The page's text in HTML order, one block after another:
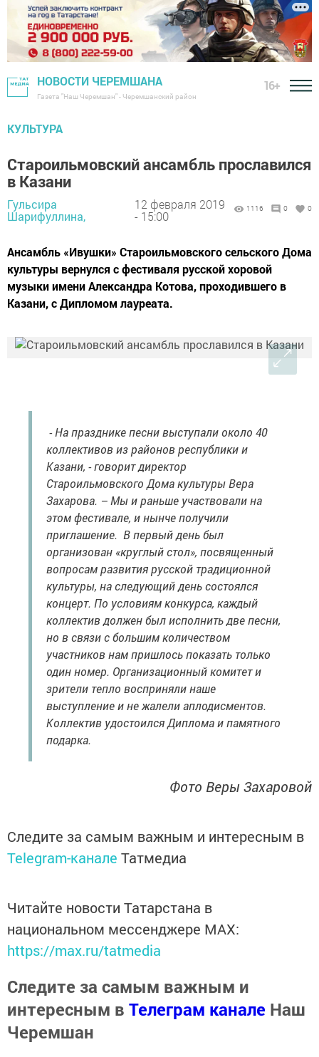
НОВОСТИ ЧЕРЕМШАНА
Газета "Наш Черемшан" - Черемшанский район
16+
КУЛЬТУРА
Староильмовский ансамбль прославился
в Казани
Гульсира
Шарифуллина,
12 февраля 2019
- 15:00
1116 0 0
Ансамбль «Ивушки» Староильмовского сельского Дома
культуры вернулся с фестиваля русской хоровой
музыки имени Александра Котова, проходившего в
Казани, с Дипломом лауреата.
- На празднике песни выступали около 40
коллективов из районов республики и
Казани, - говорит директор
Староильмовского Дома культуры Вера
Захарова. – Мы и раньше участвовали на
этом фестивале, и нынче получили
приглашение. В первый день был
организован «круглый стол», посвященный
вопросам развития русской традиционной
культуры, на следующий день состоялся
концерт. По условиям конкурса, каждый
коллектив должен был исполнить две песни,
но в связи с большим количеством
участников нам пришлось показать только
один номер. Организационный комитет и
зрители тепло восприняли наше
выступление и не жалели аплодисментов.
Коллектив удостоился Диплома и памятного
подарка.
Фото Веры Захаровой
Следите за самым важным и интересным в
Telegram-канале Татмедиа
Читайте новости Татарстана в
национальном мессенджере MАХ:
https://max.ru/tatmedia
Следите за самым важным и
интересным в Телеграм канале Наш
Черемшан